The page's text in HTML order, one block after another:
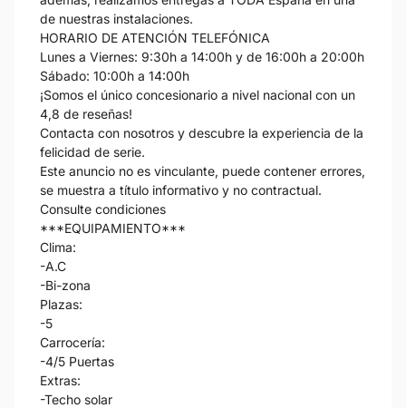
de nuestras instalaciones.
HORARIO DE ATENCIÓN TELEFÓNICA
Lunes a Viernes: 9:30h a 14:00h y de 16:00h a 20:00h
Sábado: 10:00h a 14:00h
¡Somos el único concesionario a nivel nacional con un
4,8 de reseñas!
Contacta con nosotros y descubre la experiencia de la
felicidad de serie.
Este anuncio no es vinculante, puede contener errores,
se muestra a título informativo y no contractual.
Consulte condiciones
***EQUIPAMIENTO***
Clima:
-A.C
-Bi-zona
Plazas:
-5
Carrocería:
-4/5 Puertas
Extras:
-Techo solar